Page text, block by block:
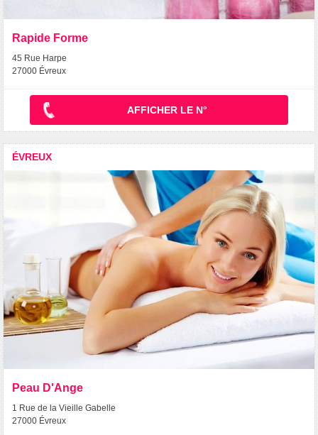
Rapide Forme
45 Rue Harpe
27000 Évreux
AFFICHER LE N°
ÉVREUX
Peau D'Ange
1 Rue de la Vieille Gabelle
27000 Évreux